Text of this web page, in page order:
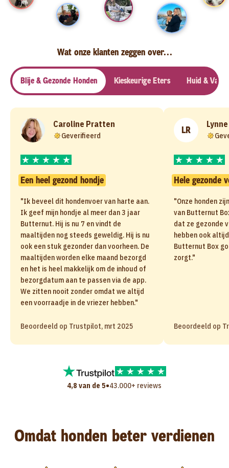
Wat onze klanten zeggen over...
Blije & Gezonde Honden Kieskeurige Eters Huid & Vacht
Caroline Pratten
Geverifieerd
Een heel gezond hondje
"Ik beveel dit hondenvoer van harte aan.
Ik geef mijn hondje al meer dan 3 jaar
Butternut. Hij is nu 7 en vindt de
maaltijden nog steeds geweldig. Hij is nu
ook een stuk gezonder dan voorheen. De
maaltijden worden elke maand bezorgd
en het is heel makkelijk om de inhoud of
bezorgdatum aan te passen via de app.
We zitten nooit zonder omdat we altijd
een voorraadje in de vriezer hebben."
Beoordeeld op Trustpilot, mrt 2025
LR Lynne
Hele gezonde
"Onze honden
van Butternut
dat ze gezonde
hebben ook
Butternut Box
zorgt."
Beoordeeld op
4,8 van de 5•43.000+ reviews
Omdat honden beter verdienen